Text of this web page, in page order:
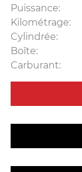
Puissance:
Kilométrage:
Cylindrée:
Boîte:
Carburant: